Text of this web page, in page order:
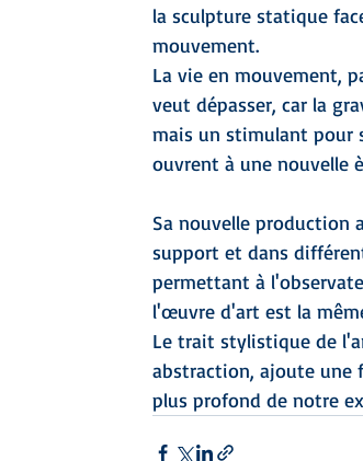
la sculpture statique
mouvement.
La vie en mouvement,
veut dépasser, car la
mais un stimulant pour
ouvrent à une nouvelle
Sa nouvelle production
support et dans
permettant à
l'œuvre d'art est la
Le trait stylistique de
abstraction, ajoute une
plus profond de notre